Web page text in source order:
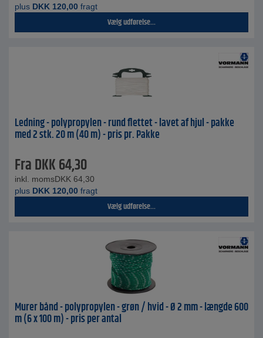
plus DKK 120,00 fragt
Vælg udførelse...
Ledning - polypropylen - rund flettet - lavet af hjul - pakke
med 2 stk. 20 m (40 m) - pris pr. Pakke
FraDKK64,30
inkl. momsDKK 64,30
plus DKK 120,00 fragt
Vælg udførelse...
Murer bånd - polypropylen - grøn / hvid - Ø 2 mm - længde 600
m (6 x 100 m) - pris per antal